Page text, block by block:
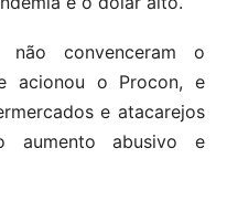
não convenceram o
acionou o Procon, e
e atacarejos
abusivo e